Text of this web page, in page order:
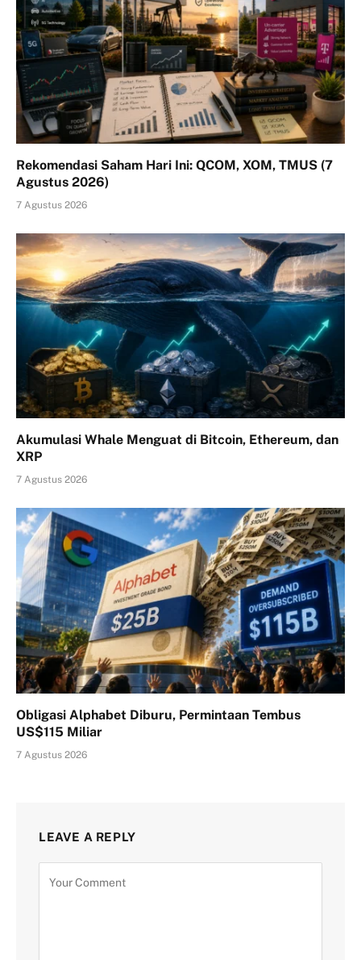
Rekomendasi Saham Hari Ini: QCOM, XOM, TMUS (7
Agustus 2026)
7 Agustus 2026
Akumulasi Whale Menguat di Bitcoin, Ethereum, dan
XRP
7 Agustus 2026
Obligasi Alphabet Diburu, Permintaan Tembus
US$115 Miliar
7 Agustus 2026
LEAVE A REPLY